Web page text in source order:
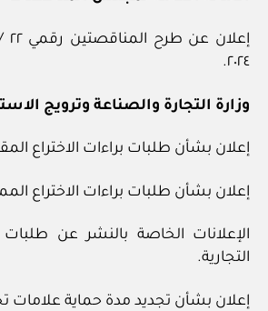
٢٠٢٤.
وزارة التجارة والصناعة وترويج
إعلان بشأن طلبات براءات الاختراع
إعلان بشأن طلبات براءات الاختراع
الإعلانات الخاصة بالنشر عن
التجارية.
إعلان بشأن تجديد مدة حماية علامات